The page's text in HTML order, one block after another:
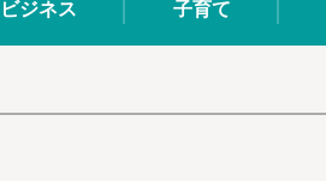
ジネス 子育て